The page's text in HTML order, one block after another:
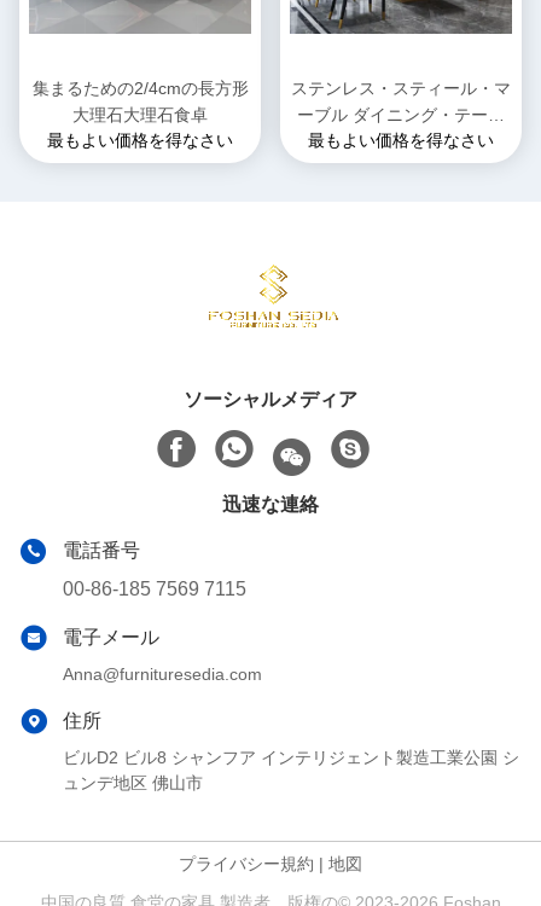
集まるための2/4cmの長方形
大理石大理石食卓
最もよい価格を得なさい
ステンレス・スティール・マ
ーブル ダイニング・テーブ
ル 正方形 洗練されたデザイ
ン
最もよい価格を得なさい
ソーシャルメディア
迅速な連絡
電話番号
00-86-185 7569 7115
電子メール
Anna@furnituresedia.com
住所
ビルD2 ビル8 シャンフア インテリジェント製造工業公園 シ
ュンデ地区 佛山市
プライバシー規約 | 地図